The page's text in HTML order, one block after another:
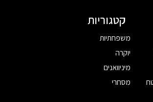
קטגוריות
משפחתיות
יוקרה
מיניוואנים
מסחרי